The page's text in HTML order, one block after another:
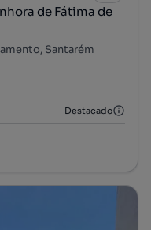
de Fátima de
Santarém
Destacado